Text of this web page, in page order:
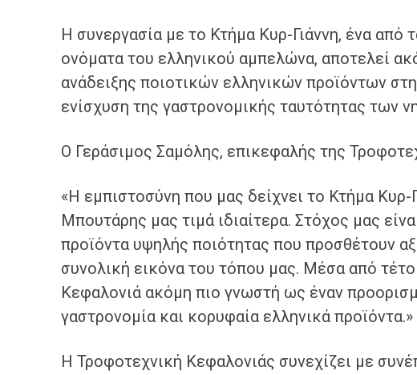
Η συνεργασία με το Κτήμα Κυρ-Γιάννη, ένα από
ονόματα του ελληνικού αμπελώνα, αποτελεί
ανάδειξης ποιοτικών ελληνικών προϊόντων
ενίσχυση της γαστρονομικής ταυτότητας των
Ο Γεράσιμος Σαμόλης, επικεφαλής της
«Η εμπιστοσύνη που μας δείχνει το Κτήμα Κυρ-
Μπουτάρης μας τιμά ιδιαίτερα. Στόχος μας
προϊόντα υψηλής ποιότητας που προσθέτουν
συνολική εικόνα του τόπου μας. Μέσα από
Κεφαλονιά ακόμη πιο γνωστή ως έναν
γαστρονομία και κορυφαία ελληνικά προϊόντα.»
Η Τροφοτεχνική Κεφαλονιάς συνεχίζει με